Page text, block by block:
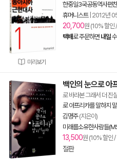
미리보기
한중일3국공동역사편
휴머니스트| 2012년
20,700원 (10% 할인
택배로 주문하면 내일
백인의 눈으로 아
로 바라본 그래서 더 진
로 아프리카를 말하지
김명주(지은이)
미래를소유한사람들
13,500원 (10% 할인
절판